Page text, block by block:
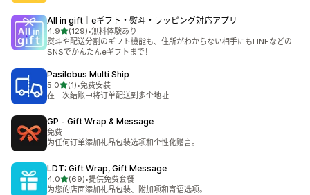
All in gift｜eギフト・熨斗・ラッピング対応アプリ
4.9星（满分 5 星）
(129)
总共 129 条评论
•無料体験あり
熨斗や配送分割のギフト機能も、住所がわからない相手にもLINEなどの
SNSでかんたんeギフトまで！
Pasilobus Multi Ship
5.0星（满分 5 星）
(1)
总共 1 条评论
•免费安装
在一次结账中将订单配送到多个地址
GP ‑ Gift Wrap & Message
免费
为任何订单添加礼品包装选项和个性化赠言。
LDT: Gift Wrap, Gift Message
4.0星（满分 5 星）
(69)
总共 69 条评论
•提供免费套餐
为您的店面添加礼品包装、附加项和寄语选项。